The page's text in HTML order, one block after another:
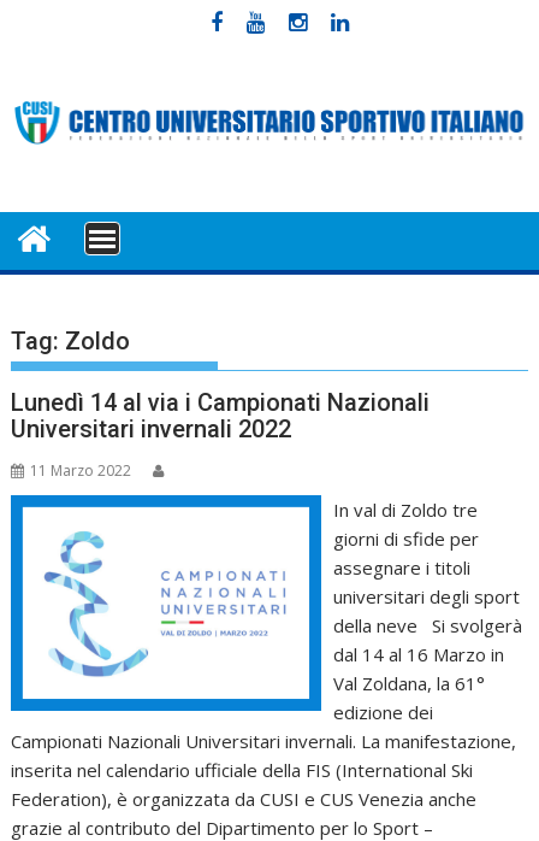
MENU
Tag: Zoldo
Lunedì 14 al via i Campionati Nazionali
Universitari invernali 2022
11 Marzo 2022
In val di Zoldo tre
giorni di sfide per
assegnare i titoli
universitari degli sport
della neve Si svolgerà
dal 14 al 16 Marzo in
Val Zoldana, la 61°
edizione dei
Campionati Nazionali Universitari invernali. La manifestazione,
inserita nel calendario ufficiale della FIS (International Ski
Federation), è organizzata da CUSI e CUS Venezia anche
grazie al contributo del Dipartimento per lo Sport –